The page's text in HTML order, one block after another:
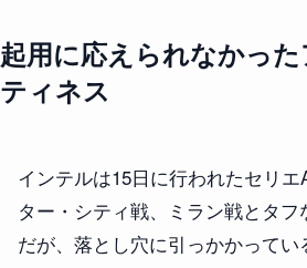
起用に応えられなかっ
ティネス
インテルは15日に行われたセリ
ター・シティ戦、ミラン戦とタ
だが、落とし穴に引っかかってい